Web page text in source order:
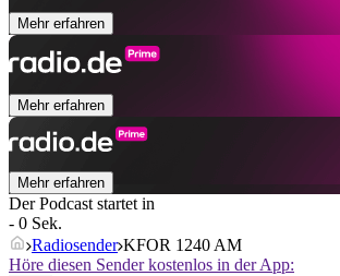
Mehr erfahren
Mehr erfahren
Mehr erfahren
Der Podcast startet in
- 0 Sek.
Radiosender KFOR 1240 AM
Höre diesen Sender kostenlos in der App: